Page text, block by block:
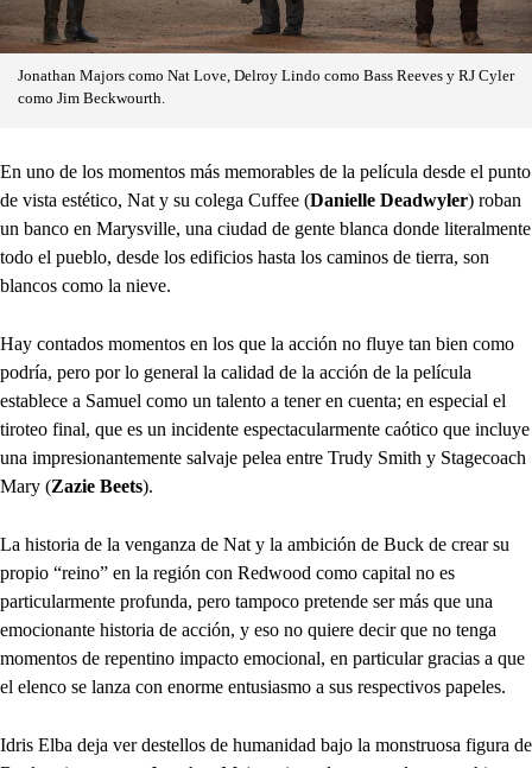
Jonathan Majors como Nat Love, Delroy Lindo como Bass Reeves y RJ Cyler
como Jim Beckwourth.
En uno de los momentos más memorables de la película desde el punto
de vista estético, Nat y su colega Cuffee (Danielle Deadwyler) roban
un banco en Marysville, una ciudad de gente blanca donde literalmente
todo el pueblo, desde los edificios hasta los caminos de tierra, son
blancos como la nieve.
Hay contados momentos en los que la acción no fluye tan bien como
podría, pero por lo general la calidad de la acción de la película
establece a Samuel como un talento a tener en cuenta; en especial el
tiroteo final, que es un incidente espectacularmente caótico que incluye
una impresionantemente salvaje pelea entre Trudy Smith y Stagecoach
Mary (Zazie Beets).
La historia de la venganza de Nat y la ambición de Buck de crear su
propio “reino” en la región con Redwood como capital no es
particularmente profunda, pero tampoco pretende ser más que una
emocionante historia de acción, y eso no quiere decir que no tenga
momentos de repentino impacto emocional, en particular gracias a que
el elenco se lanza con enorme entusiasmo a sus respectivos papeles.
Idris Elba deja ver destellos de humanidad bajo la monstruosa figura de